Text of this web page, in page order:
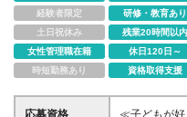
経験者限定
研修・教育あり
土日祝休み
残業20時間以内
女性管理職在籍
休日120日～
時短勤務あり
資格取得支援